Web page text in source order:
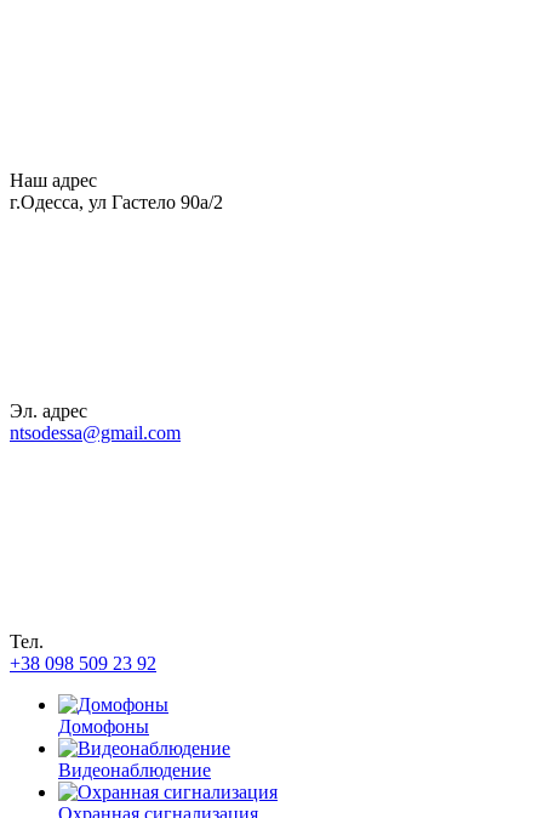
Наш адрес
г.Одесса, ул Гастело 90а/2
Эл. адрес
ntsodessa@gmail.com
Тел.
+38 098 509 23 92
Домофоны
Видеонаблюдение
Охранная сигнализация